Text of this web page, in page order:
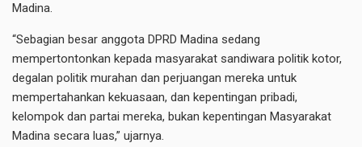
Madina.
“Sebagian besar anggota DPRD Madina sedang
mempertontonkan kepada masyarakat sandiwara politik kotor,
degalan politik murahan dan perjuangan mereka untuk
mempertahankan kekuasaan, dan kepentingan pribadi,
kelompok dan partai mereka, bukan kepentingan Masyarakat
Madina secara luas,” ujarnya.